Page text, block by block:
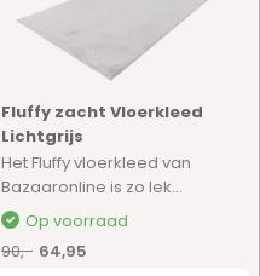
Fluffy zacht Vloerkleed
Lichtgrijs
Het Fluffy vloerkleed van
Bazaaronline is zo lek...
Op voorraad
90,- 64,95